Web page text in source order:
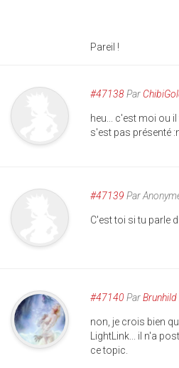
Pareil !
#47138Par
heu... c'est moi ou
s'est pas présenté
#47139 Par
C'est toi si tu parle
#47140 ParBrunhild
non, je crois bien
LightLink... il n'a
ce topic.